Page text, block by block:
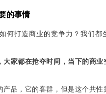
的事情
何打造商业的竞争力？我们都
家都在抢夺时间，当下的商
产品，它的客群，但是这个共性